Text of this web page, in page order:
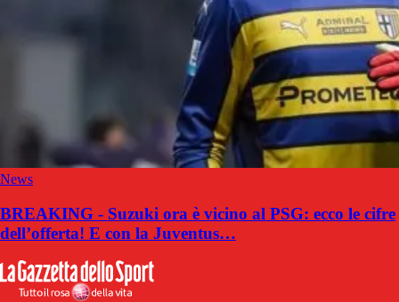
News
BREAKING - Suzuki ora è vicino al PSG: ecco le cifre
dell’offerta! E con la Juventus…